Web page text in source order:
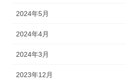
2024年5月
2024年4月
2024年3月
2023年12月